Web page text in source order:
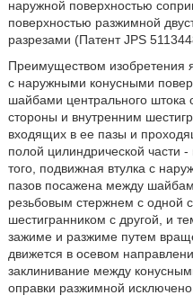
наружной поверхностью
поверхностью разжимной
разрезами (Патент JPS
Преимуществом изобретения
с наружными конусными
шайбами центрального штока
стороны и внутренним
входящих в ее пазы и
полой цилиндрической части
того, подвижная втулка с
пазов посажена между
резьбовым стержнем с одной
шестигранником с другой, и
зажиме и разжиме путем
движется в осевом
заклинивание между
оправки разжимной исключено.